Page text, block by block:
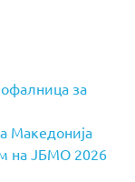
за
Македонија
на ЈБМО 2026